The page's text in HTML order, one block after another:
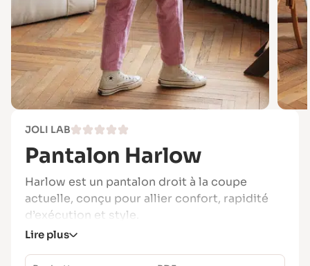
JOLI LAB
Pantalon Harlow
Harlow est un pantalon droit à la coupe
actuelle, conçu pour allier confort, rapidité
d’exécution et style.
Sans fermeture, sa taille élastiquée en fait un
projet particulièrement adapté aux
Lire plus